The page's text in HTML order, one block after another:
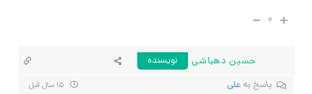
۰
حسین دهباشی
نویسنده
پاسخ بهعلی